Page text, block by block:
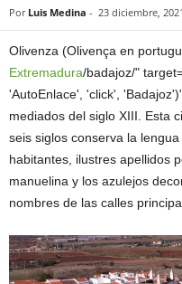
Por Luis Medina - 23 diciembre, 2021
Olivenza (Olivença en
Extremadura/badajoz/"
'AutoEnlace', 'click',
mediados del siglo XIII. Esta
seis siglos conserva la
habitantes, ilustres apellidos
manuelina y los azulejos
nombres de las calles